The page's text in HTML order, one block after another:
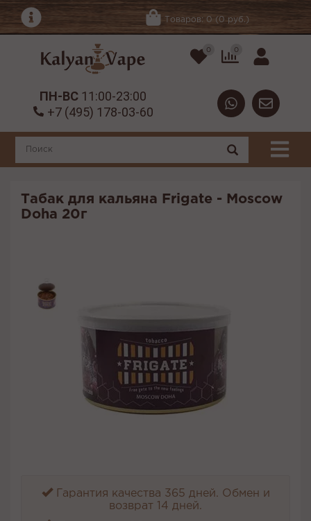
Товаров: 0 (0 руб.)
0 0
ПН-ВС 11:00-23:00
+7 (495) 178-03-60
Табак для кальяна Frigate - Moscow
Doha 20г
Гарантия качества 365 дней. Обмен и
возврат 14 дней.